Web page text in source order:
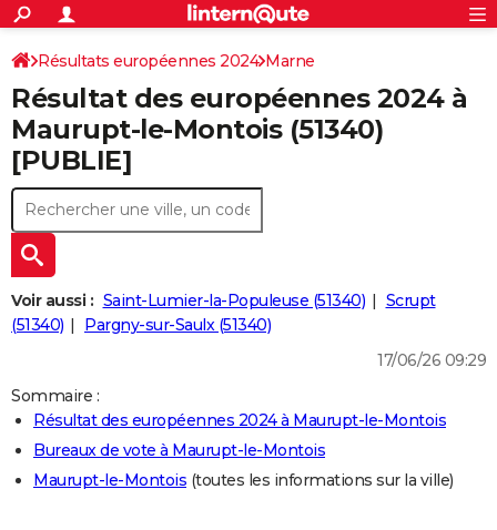
ACTUALITÉS
Politique
Société
Faits Divers
Education
Monde
Villes
+
SPORT
Coupe du monde 2026
Football
Tennis
Cyclisme
Rugby
Forum
Programme TV
TNT
Streaming
Cinéma
Sorties cinéma
Musique
+FINANCE
Retraite
Impôts
Epargne
Immobilier
Risques naturels par ville
Banque
Assurance
CréditAUTO
Essais
Réserver un essai
Citadines
Berlines
SUV
Forum auto
+HIGH-TECH
Mobiles
Meilleur smartphone
Internet
Ordinateurs
Jeux vidéo
Guide high-tech
+
BRICOLAGE
Forum
Aménagement intérieur
Extérieur
Cuisine
Salle de bains
Jardinage
Rangement
+
LIFESTYLE
Art de vivre
Bien-être
Loisirs
Mode
Modes de vie
SANTE
Alimentation
Guide de la santé
Maladies
Médicaments
Sommeil
VOYAGE
S'inscrire
Connexion
Résultats européennes 2024 Marne
Résultat des européennes 2024 à
Maurupt-le-Montois (51340)
[PUBLIE]
Voir aussi : Saint-Lumier-la-Populeuse (51340)
Scrupt
(51340)
Pargny-sur-Saulx (51340)
17/06/26 09:29
Sommaire :
Résultat des européennes 2024 à Maurupt-le-Montois
Bureaux de vote à Maurupt-le-Montois
Maurupt-le-Montois (toutes les informations sur la ville)